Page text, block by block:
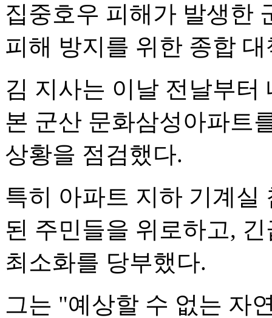
집중호우 피해가 발생한
피해 방지를 위한 종합
김 지사는 이날 전날부터
본 군산 문화삼성아파트
상황을 점검했다.
특히 아파트 지하 기계실
된 주민들을 위로하고,
최소화를 당부했다.
그는 "예상할 수 없는 자